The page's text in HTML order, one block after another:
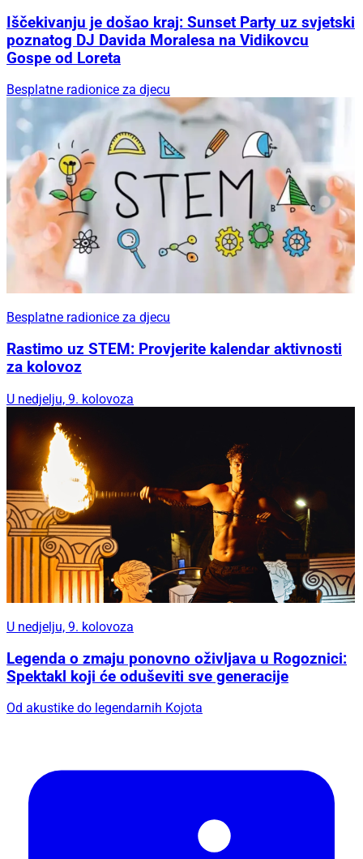
Iščekivanju je došao kraj: Sunset Party uz svjetski
poznatog DJ Davida Moralesa na Vidikovcu
Gospe od Loreta
Besplatne radionice za djecu
Besplatne radionice za djecu
Rastimo uz STEM: Provjerite kalendar aktivnosti
za kolovoz
U nedjelju, 9. kolovoza
U nedjelju, 9. kolovoza
Legenda o zmaju ponovno oživljava u Rogoznici:
Spektakl koji će oduševiti sve generacije
Od akustike do legendarnih Kojota